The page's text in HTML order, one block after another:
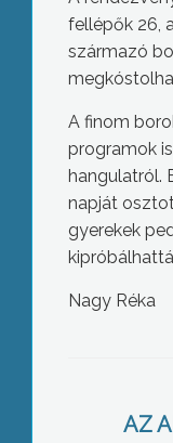
fellépők 26,
származó
A finom
programok
hangulatról.
napját
gyerekek
Nagy Réka
AZ